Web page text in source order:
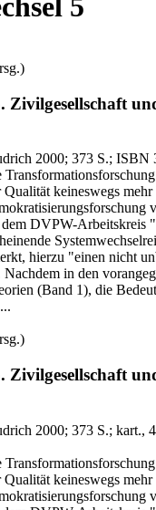
5
Zivilgesellschaft
2000; 373 S.; ISBN
keineswegs
DVPW-Arbeitskreis
hierzu "einen nicht
in den
(Band 1), die
Zivilgesellschaft
2000; 373 S.; kart.,
keineswegs